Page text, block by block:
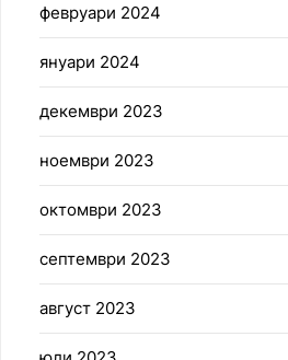
февруари 2024
януари 2024
декември 2023
ноември 2023
октомври 2023
септември 2023
август 2023